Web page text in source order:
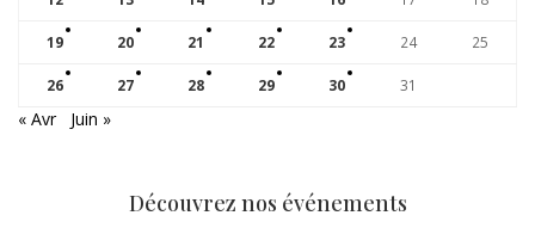
19 20 21 22 23 24 25
26 27 28 29 30 31
« Avr Juin »
Découvrez nos événements